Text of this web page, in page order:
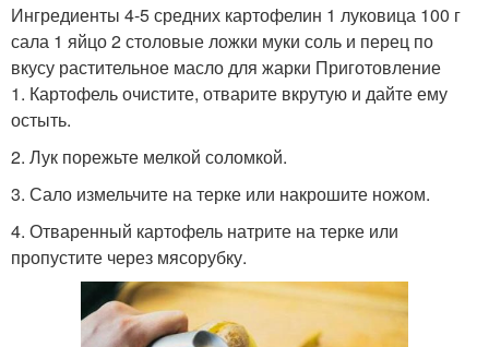
Ингредиенты 4-5 средних картофелин 1 луковица 100 г
сала 1 яйцо 2 столовые ложки муки соль и перец по
вкусу растительное масло для жарки Приготовление
1. Картофель очистите, отварите вкрутую и дайте ему
остыть.
2. Лук порежьте мелкой соломкой.
3. Сало измельчите на терке или накрошите ножом.
4. Отваренный картофель натрите на терке или
пропустите через мясорубку.